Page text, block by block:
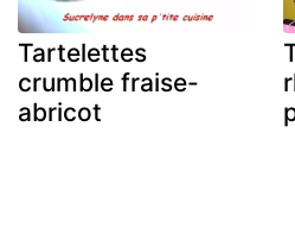
Tartelettes
crumble fraise-
abricot